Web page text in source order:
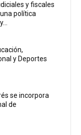
y fiscales
política
y Deportes
se incorpora
de